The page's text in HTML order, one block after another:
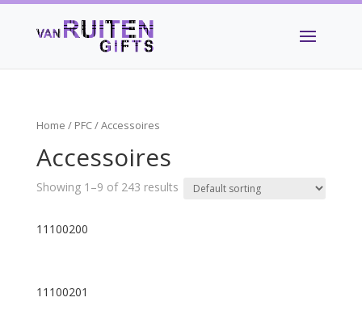
Home / PFC/ Accessoires
Accessoires
Showing 1–9 of 243 results
11100200
11100201